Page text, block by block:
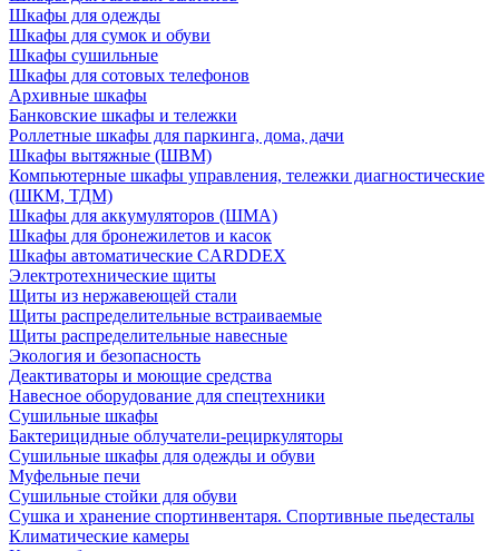
Шкафы для одежды
Шкафы для сумок и обуви
Шкафы сушильные
Шкафы для сотовых телефонов
Архивные шкафы
Банковские шкафы и тележки
Роллетные шкафы для паркинга, дома, дачи
Шкафы вытяжные (ШВМ)
Компьютерные шкафы управления, тележки диагностические
(ШКМ, ТДМ)
Шкафы для аккумуляторов (ШМА)
Шкафы для бронежилетов и касок
Шкафы автоматические CARDDEX
Электротехнические щиты
Щиты из нержавеющей стали
Щиты распределительные встраиваемые
Щиты распределительные навесные
Экология и безопасность
Деактиваторы и моющие средства
Навесное оборудование для спецтехники
Сушильные шкафы
Бактерицидные облучатели-рециркуляторы
Сушильные шкафы для одежды и обуви
Муфельные печи
Сушильные стойки для обуви
Сушка и хранение спортинвентаря. Спортивные пьедесталы
Климатические камеры